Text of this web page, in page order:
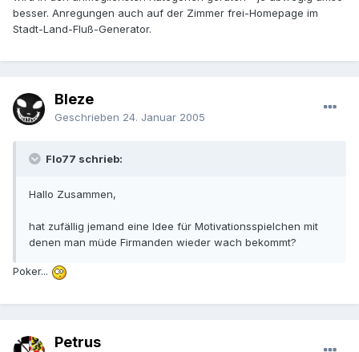
besser. Anregungen auch auf der Zimmer frei-Homepage im
Stadt-Land-Fluß-Generator.
Bleze
Geschrieben 24. Januar 2005
Flo77 schrieb:
Hallo Zusammen,
hat zufällig jemand eine Idee für Motivationsspielchen mit
denen man müde Firmanden wieder wach bekommt?
Poker...
Petrus